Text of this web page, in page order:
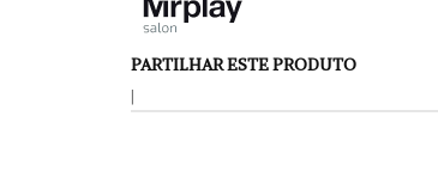
PARTILHAR ESTE PRODUTO
|